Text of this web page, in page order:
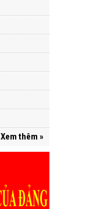
Xem thêm »